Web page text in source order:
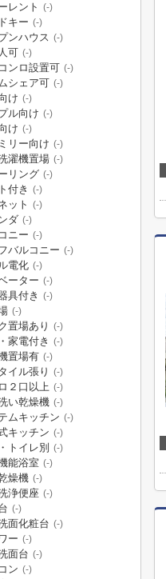
レント (-)
キー (-)
ンハウス (-)
可 (-)
ンロ設置可 (-)
シェア可 (-)
け (-)
ル向け (-)
け (-)
リー向け (-)
濯機置場 (-)
リング (-)
付き (-)
ット (-)
ダ (-)
ニー (-)
バルコニー (-)
電化 (-)
ーター (-)
具付き (-)
(-)
置場あり (-)
家電付き (-)
置場有 (-)
イル張り (-)
２口以上 (-)
い乾燥機 (-)
ムキッチン (-)
キッチン (-)
トイレ別 (-)
能浴室 (-)
燥機 (-)
浄便座 (-)
(-)
面化粧台 (-)
ー (-)
面台 (-)
ン (-)